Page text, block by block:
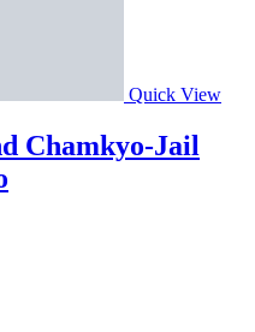
Quick View
Chamkyo-Jail